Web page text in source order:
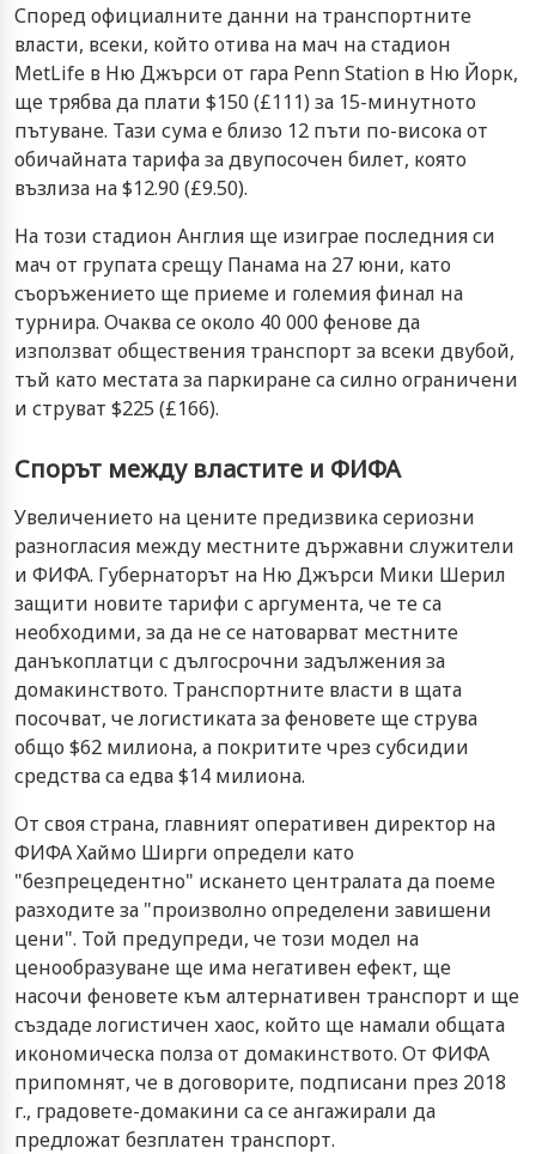
Според официалните данни на транспортните
власти, всеки, който отива на мач на стадион
MetLife в Ню Джърси от гара Penn Station в Ню Йорк,
ще трябва да плати $150 (£111) за 15-минутното
пътуване. Тази сума е близо 12 пъти по-висока от
обичайната тарифа за двупосочен билет, която
възлиза на $12.90 (£9.50).
На този стадион Англия ще изиграе последния си
мач от групата срещу Панама на 27 юни, като
съоръжението ще приеме и големия финал на
турнира. Очаква се около 40 000 фенове да
използват обществения транспорт за всеки двубой,
тъй като местата за паркиране са силно ограничени
и струват $225 (£166).
Спорът между властите и ФИФА
Увеличението на цените предизвика сериозни
разногласия между местните държавни служители
и ФИФА. Губернаторът на Ню Джърси Мики Шерил
защити новите тарифи с аргумента, че те са
необходими, за да не се натоварват местните
данъкоплатци с дългосрочни задължения за
домакинството. Транспортните власти в щата
посочват, че логистиката за феновете ще струва
общо $62 милиона, а покритите чрез субсидии
средства са едва $14 милиона.
От своя страна, главният оперативен директор на
ФИФА Хаймо Ширги определи като
"безпрецедентно" искането централата да поеме
разходите за "произволно определени завишени
цени". Той предупреди, че този модел на
ценообразуване ще има негативен ефект, ще
насочи феновете към алтернативен транспорт и ще
създаде логистичен хаос, който ще намали общата
икономическа полза от домакинството. От ФИФА
припомнят, че в договорите, подписани през 2018
г., градовете-домакини са се ангажирали да
предложат безплатен транспорт.